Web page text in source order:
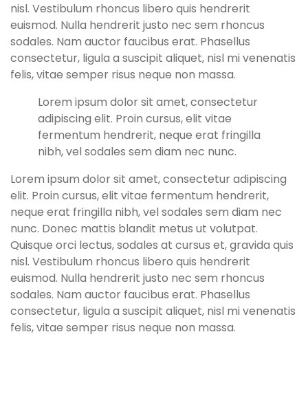
nisl. Vestibulum rhoncus libero quis hendrerit
euismod. Nulla hendrerit justo nec sem rhoncus
sodales. Nam auctor faucibus erat. Phasellus
consectetur, ligula a suscipit aliquet, nisl mi venenatis
felis, vitae semper risus neque non massa.
Lorem ipsum dolor sit amet, consectetur
adipiscing elit. Proin cursus, elit vitae
fermentum hendrerit, neque erat fringilla
nibh, vel sodales sem diam nec nunc.
Lorem ipsum dolor sit amet, consectetur adipiscing
elit. Proin cursus, elit vitae fermentum hendrerit,
neque erat fringilla nibh, vel sodales sem diam nec
nunc. Donec mattis blandit metus ut volutpat.
Quisque orci lectus, sodales at cursus et, gravida quis
nisl. Vestibulum rhoncus libero quis hendrerit
euismod. Nulla hendrerit justo nec sem rhoncus
sodales. Nam auctor faucibus erat. Phasellus
consectetur, ligula a suscipit aliquet, nisl mi venenatis
felis, vitae semper risus neque non massa.